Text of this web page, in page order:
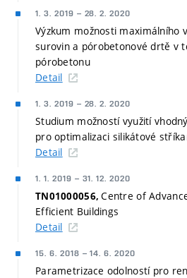
1. 3. 2019 – 28. 2. 2020
Výzkum možnosti maximálního
surovin a pórobetonové drtě v
pórobetonu
Detail
1. 3. 2019 – 28. 2. 2020
Studium možností využití
pro optimalizaci silikátové
Detail
1. 1. 2019 – 31. 12. 2020
TN01000056,Centre of
Efficient Buildings
Detail
15. 6. 2018 –14. 6. 2020
Parametrizace odolností pro